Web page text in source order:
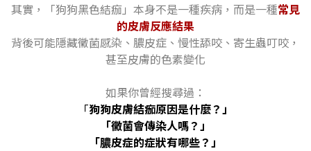
其實，「狗狗黑色結痂」本身不是一種疾病，而是一種常見
的皮膚反應結果
背後可能隱藏黴菌感染、膿皮症、慢性舔咬、寄生蟲叮咬，
甚至皮膚的色素變化
如果你曾經搜尋過：
「狗狗皮膚結痂原因是什麼？」
「黴菌會傳染人嗎？」
「膿皮症的症狀有哪些？」